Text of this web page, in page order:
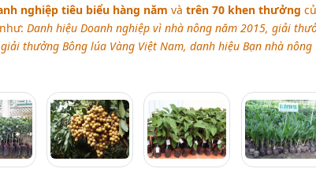
nghiệp tiêu biểu hàng năm và trên 70 khen thưởng
Danh hiệu Doanh nghiệp vì nhà nông năm 2015, giải
thưởng Bông lúa Vàng Việt Nam, danh hiệu Bạn nhà nông